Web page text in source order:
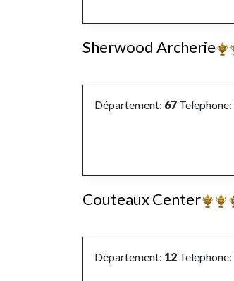
Sherwood Archerie
Département: 67 Telephone:
Couteaux Center
Département: 12 Telephone: